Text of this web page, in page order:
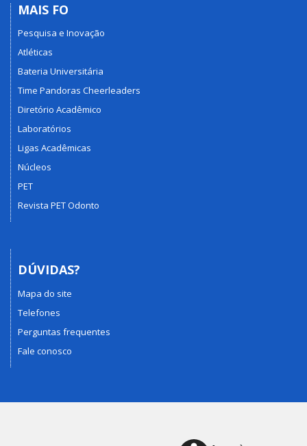
MAIS FO
Pesquisa e Inovação
Atléticas
Bateria Universitária
Time Pandoras Cheerleaders
Diretório Acadêmico
Laboratórios
Ligas Acadêmicas
Núcleos
PET
Revista PET Odonto
DÚVIDAS?
Mapa do site
Telefones
Perguntas frequentes
Fale conosco